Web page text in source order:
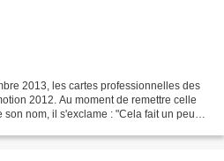
2013, les cartes professionnelles des
2012. Au moment de remettre celle
nom, il s'exclame : "Cela fait un peu